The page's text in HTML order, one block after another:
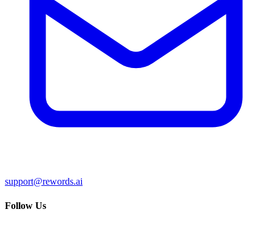
support@rewords.ai
Follow Us